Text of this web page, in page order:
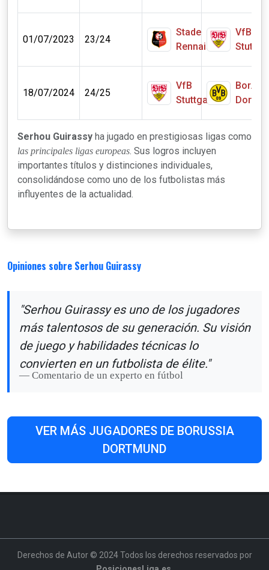
01/07/2023 23/24
Stade
Rennais
VfB
18/07/2024 24/25
VfB
Stuttgart
Bor.
Serhou Guirassy ha jugado en prestigiosas ligas como
las principales ligas europeas. Sus logros incluyen
importantes títulos y distinciones individuales,
consolidándose como uno de los futbolistas más
influyentes de la actualidad.
Opiniones sobre Serhou Guirassy
"Serhou Guirassy es uno de los jugadores
más talentosos de su generación. Su visión
de juego y habilidades técnicas lo
convierten en un futbolista de élite."
Comentario de un experto en fútbol
VER MÁS JUGADORES DE BORUSSIA
DORTMUND
Derechos de Autor © 2024 Todos los derechos reservados por